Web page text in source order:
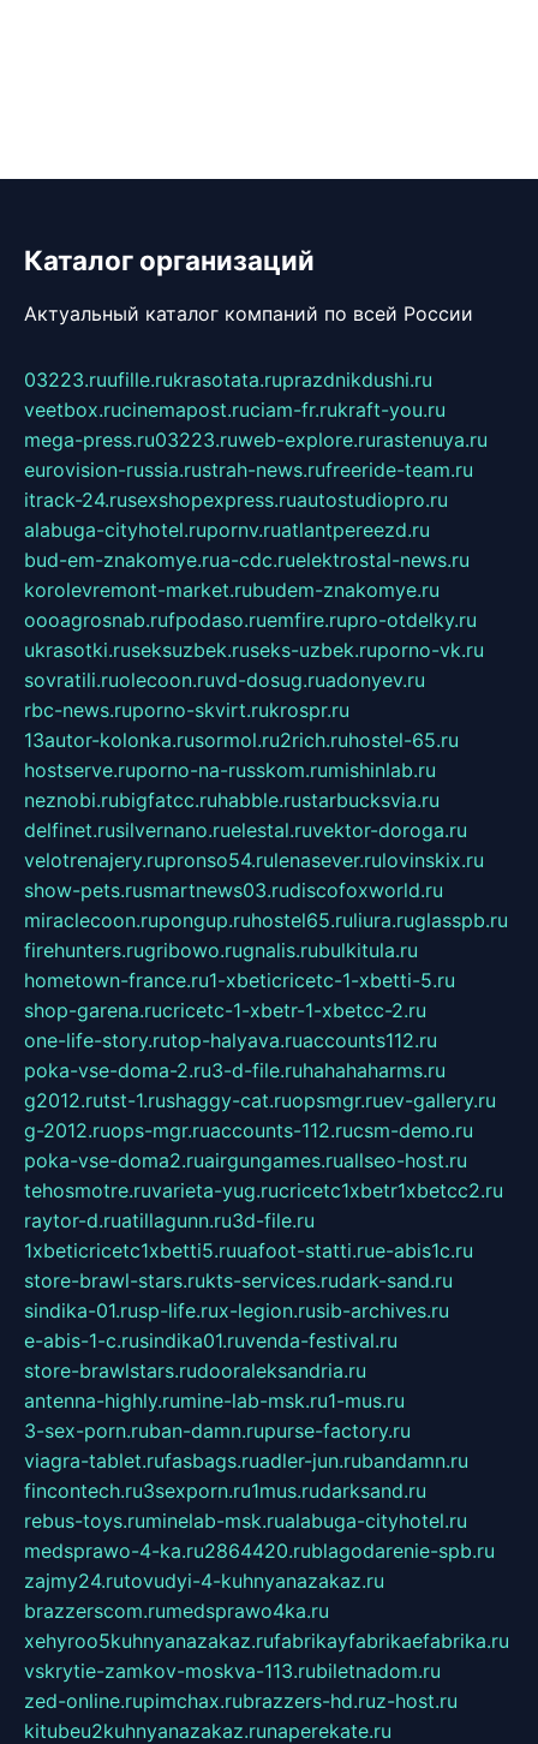
Каталог организаций
Актуальный каталог компаний по всей России
03223.ruufille.rukrasotata.ruprazdnikdushi.ru
veetbox.rucinemapost.ruciam-fr.rukraft-you.ru
mega-press.ru03223.ruweb-explore.rurastenuya.ru
eurovision-russia.rustrah-news.rufreeride-team.ru
itrack-24.rusexshopexpress.ruautostudiopro.ru
alabuga-cityhotel.rupornv.ruatlantpereezd.ru
bud-em-znakomye.rua-cdc.ruelektrostal-news.ru
korolevremont-market.rubudem-znakomye.ru
oooagrosnab.rufpodaso.ruemfire.rupro-otdelky.ru
ukrasotki.ruseksuzbek.ruseks-uzbek.ruporno-vk.ru
sovratili.ruolecoon.ruvd-dosug.ruadonyev.ru
rbc-news.ruporno-skvirt.rukrospr.ru
13autor-kolonka.rusormol.ru2rich.ruhostel-65.ru
hostserve.ruporno-na-russkom.rumishinlab.ru
neznobi.rubigfatcc.ruhabble.rustarbucksvia.ru
delfinet.rusilvernano.ruelestal.ruvektor-doroga.ru
velotrenajery.rupronso54.rulenasever.rulovinskix.ru
show-pets.rusmartnews03.rudiscofoxworld.ru
miraclecoon.rupongup.ruhostel65.ruliura.ruglasspb.ru
firehunters.rugribowo.rugnalis.rubulkitula.ru
hometown-france.ru1-xbeticricetc-1-xbetti-5.ru
shop-garena.rucricetc-1-xbetr-1-xbetcc-2.ru
one-life-story.rutop-halyava.ruaccounts112.ru
poka-vse-doma-2.ru3-d-file.ruhahahaharms.ru
g2012.rutst-1.rushaggy-cat.ruopsmgr.ruev-gallery.ru
g-2012.ruops-mgr.ruaccounts-112.rucsm-demo.ru
poka-vse-doma2.ruairgungames.ruallseo-host.ru
tehosmotre.ruvarieta-yug.rucricetc1xbetr1xbetcc2.ru
raytor-d.ruatillagunn.ru3d-file.ru
1xbeticricetc1xbetti5.ruuafoot-statti.rue-abis1c.ru
store-brawl-stars.rukts-services.rudark-sand.ru
sindika-01.rusp-life.rux-legion.rusib-archives.ru
e-abis-1-c.rusindika01.ruvenda-festival.ru
store-brawlstars.rudooraleksandria.ru
antenna-highly.rumine-lab-msk.ru1-mus.ru
3-sex-porn.ruban-damn.rupurse-factory.ru
viagra-tablet.rufasbags.ruadler-jun.rubandamn.ru
fincontech.ru3sexporn.ru1mus.rudarksand.ru
rebus-toys.ruminelab-msk.rualabuga-cityhotel.ru
medsprawo-4-ka.ru2864420.rublagodarenie-spb.ru
zajmy24.rutovudyi-4-kuhnyanazakaz.ru
brazzerscom.rumedsprawo4ka.ru
xehyroo5kuhnyanazakaz.rufabrikayfabrikaefabrika.ru
vskrytie-zamkov-moskva-113.rubiletnadom.ru
zed-online.rupimchax.rubrazzers-hd.ruz-host.ru
kitubeu2kuhnyanazakaz.runaperekate.ru